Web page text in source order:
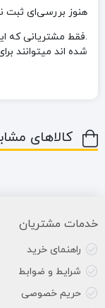
هنوز بررسی‌ای ثبت
.فقط مشتریانی که
شده اند میتوانند
کالاهای
خدمات مشتریان
راهنمای خرید
شرایط و ضوابط
حریم خصوصی